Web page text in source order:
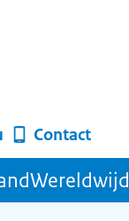
Contact